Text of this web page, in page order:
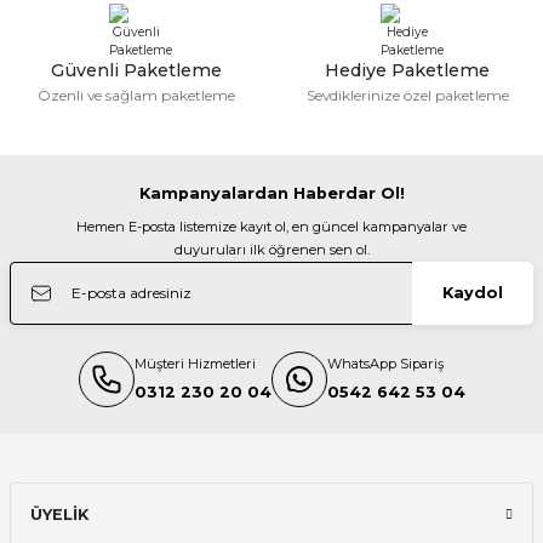
M... N... | 02/01/2026
Deneyimini Paylaş
Manfrotto
Manfrotto 200PL-Pro Plate Arca-swiss uyumlu
Manfrotto
Manfrotto 200PL Hızlı Kullanım Plate
1.200,00 TL
Manfrotto
Güvenli Paketleme
Özenli ve sağlam paketleme
Hediye Paketleme
Sevdiklerinize özel paketleme
Kampanyalardan Haberdar Ol!
Hemen E-posta listemize kayıt ol, en güncel kampanyalar ve
duyuruları ilk öğrenen sen ol.
Kaydol
Müşteri Hizmetleri
0312 230 20 04
WhatsApp Sipariş
0542 642 53 04
ÜYELİK